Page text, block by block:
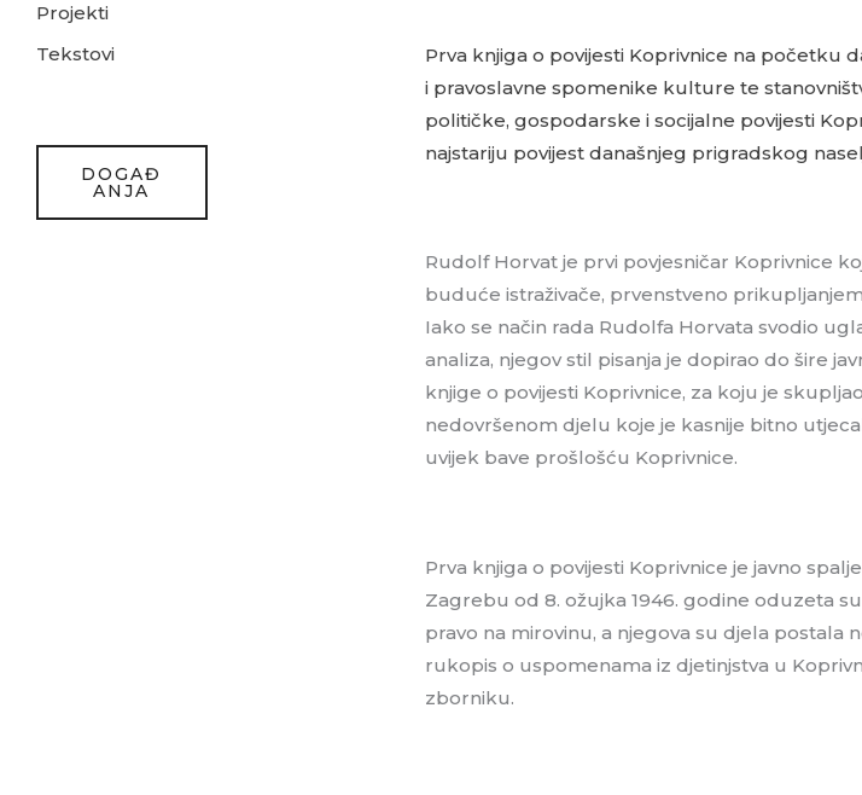
Projekti
Tekstovi
DOGAĐ
ANJA
Prva knjiga o povijesti Koprivnice na početku
i pravoslavne spomenike kulture te
političke, gospodarske i socijalne povijesti
najstariju povijest današnjeg prigradskog
Rudolf Horvat je prvi povjesničar Koprivnice
buduće istraživače, prvenstveno
Iako se način rada Rudolfa Horvata svodio
analiza, njegov stil pisanja je dopirao do šire
knjige o povijesti Koprivnice, za koju je
nedovršenom djelu koje je kasnije bitno
uvijek bave prošlošću Koprivnice.
Prva knjiga o povijesti Koprivnice je javno
Zagrebu od 8. ožujka 1946. godine oduzeta
pravo na mirovinu, a njegova su djela postala
rukopis o uspomenama iz djetinjstva u
zborniku.